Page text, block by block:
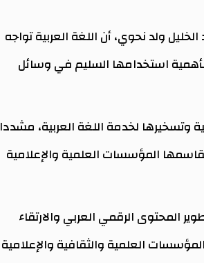
ولد نحوي، أن اللغة العربية تواجه
استخدامها السليم في وسائل
وتسخيرها لخدمة اللغة العربية، مشددا
المؤسسات العلمية والإعلامية
المحتوى الرقمي العربي والارتقاء
العلمية والثقافية والإعلامية